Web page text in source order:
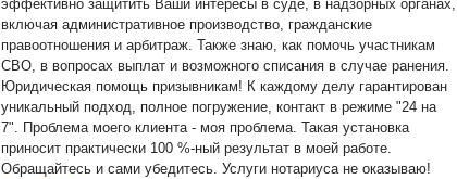
эффективно защитить Ваши интересы в суде, в надзорных органах,
включая административное производство, гражданские
правоотношения и арбитраж. Также знаю, как помочь участникам
СВО, в вопросах выплат и возможного списания в случае ранения.
Юридическая помощь призывникам! К каждому делу гарантирован
уникальный подход, полное погружение, контакт в режиме "24 на
7". Проблема моего клиента - моя проблема. Такая установка
приносит практически 100 %-ный результат в моей работе.
Обращайтесь и сами убедитесь. Услуги нотариуса не оказываю!